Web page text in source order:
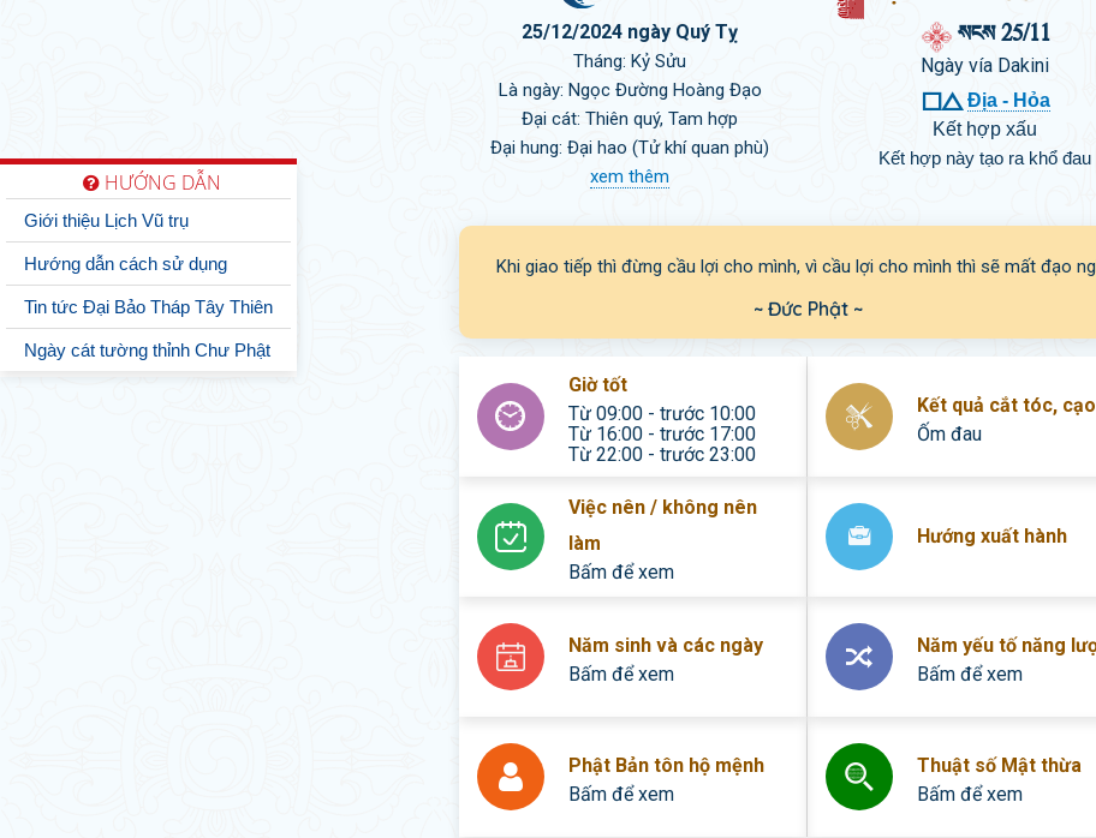
25/12/2024 ngày Quý Tỵ
Tháng: Kỷ Sửu
Là ngày: Ngọc Đường Hoàng Đạo
Đại cát: Thiên quý, Tam hợp
Đại hung: Đại hao (Tử khí quan phù)
xem thêm
 25/11
Ngày vía Dakini
 Địa - Hỏa
Kết hợp xấu
Kết hợp này tạo ra khổ đau
Khi giao tiếp thì đừng cầu lợi cho mình, vì cầu lợi cho mình thì sẽ mất đạo
~ Đức Phật ~
Giờ tốt
Từ 09:00 - trước 10:00
Từ 16:00 - trước 17:00
Từ 22:00 - trước 23:00
Kết quả cắt tóc,
Ốm đau
Việc nên / không nên
làm
Bấm để xem
Hướng xuất hành
Năm sinh và các ngày
Bấm để xem
Năm yếu tố năng
Bấm để xem
Phật Bản tôn hộ mệnh
Bấm để xem
Thuật số Mật thừa
Bấm để xem
HƯỚNG DẪN
Giới thiệu Lịch Vũ trụ
Hướng dẫn cách sử dụng
Tin tức Đại Bảo Tháp Tây Thiên
Ngày cát tường thỉnh Chư Phật